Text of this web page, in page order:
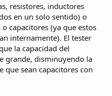
resistores, inductores
en un solo sentido) o
capacitores (ya que estos
internamente). El tester
la capacidad del
grande, disminuyendo la
sean capacitores con